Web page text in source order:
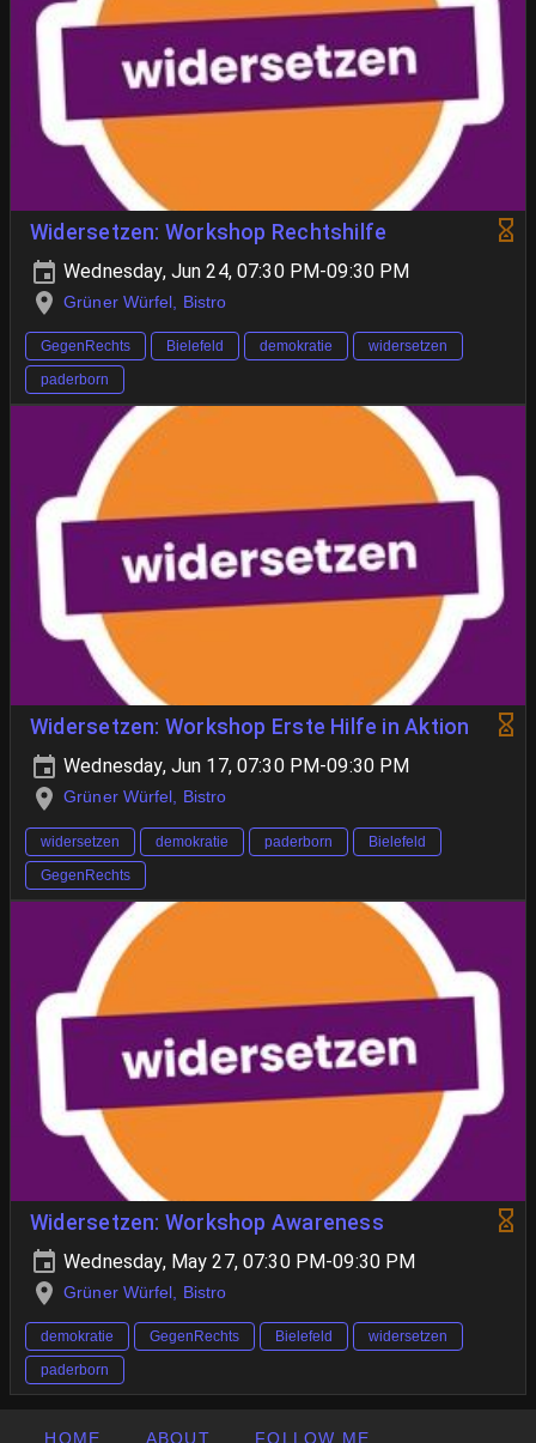
Widersetzen: Workshop Rechtshilfe
Wednesday, Jun 24, 07:30 PM-09:30 PM
Grüner Würfel, Bistro
GegenRechts Bielefeld demokratie
widersetzen
paderborn
Widersetzen: Workshop Erste Hilfe in Aktion
Wednesday, Jun 17, 07:30 PM-09:30 PM
Grüner Würfel, Bistro
widersetzen demokratie paderborn
Bielefeld
GegenRechts
Widersetzen: Workshop Awareness
Wednesday, May 27, 07:30 PM-09:30 PM
Grüner Würfel, Bistro
demokratie GegenRechts Bielefeld
widersetzen
paderborn
HOME ABOUT FOLLOW ME